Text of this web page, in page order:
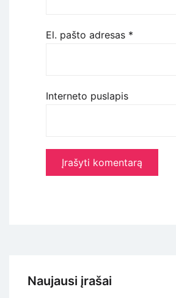
El. pašto adresas *
Interneto puslapis
Naujausi įrašai